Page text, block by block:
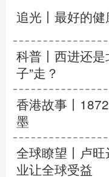
追光丨 最好的健
科普丨西进还是
子”走？
香港故事丨
墨
全球瞭望丨卢
业让全球受益